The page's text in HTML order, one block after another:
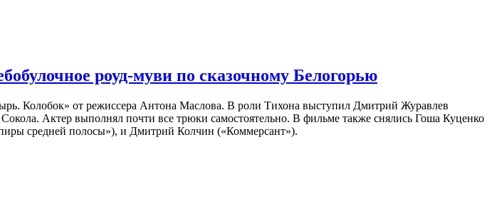
роуд-муви по сказочному Белогорью
Колобок» от режиссера Антона Маслова. В роли Тихона выступил Дмитрий Журавлев
Актер выполнял почти все трюки самостоятельно. В фильме также снялись Гоша Куценко
средней полосы»), и Дмитрий Колчин («Коммерсант»).